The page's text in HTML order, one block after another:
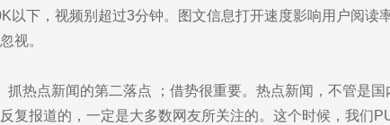
以下，视频别超过3分钟。图文信息打开速度影响用户阅读
视。
抓热点新闻的第二落点 ；借势很重要。热点新闻，不管是
复报道的，一定是大多数网友所关注的。这个时候，我们